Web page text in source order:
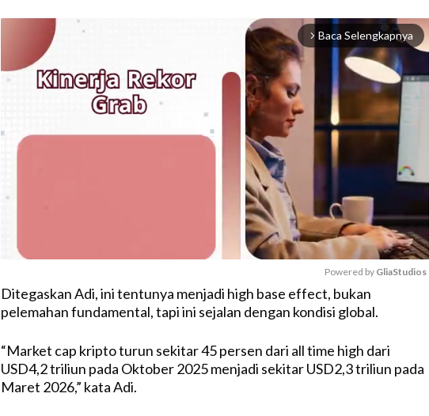
arrow_forward_ios Baca Selengkapnya
M
t
Powered by GliaStudios
Ditegaskan Adi, ini tentunya menjadi high base effect, bukan
pelemahan fundamental, tapi ini sejalan dengan kondisi global.
“Market cap kripto turun sekitar 45 persen dari all time high dari
USD4,2 triliun pada Oktober 2025 menjadi sekitar USD2,3 triliun pada
Maret 2026,” kata Adi.